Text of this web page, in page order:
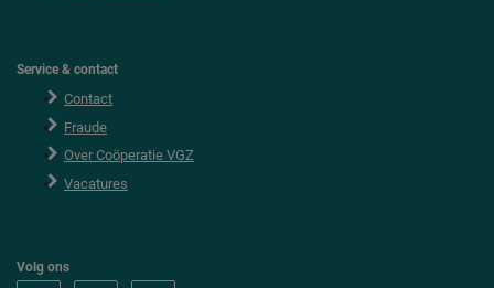
Service & contact
Contact
Fraude
Over Coöperatie VGZ
Vacatures
Volg ons